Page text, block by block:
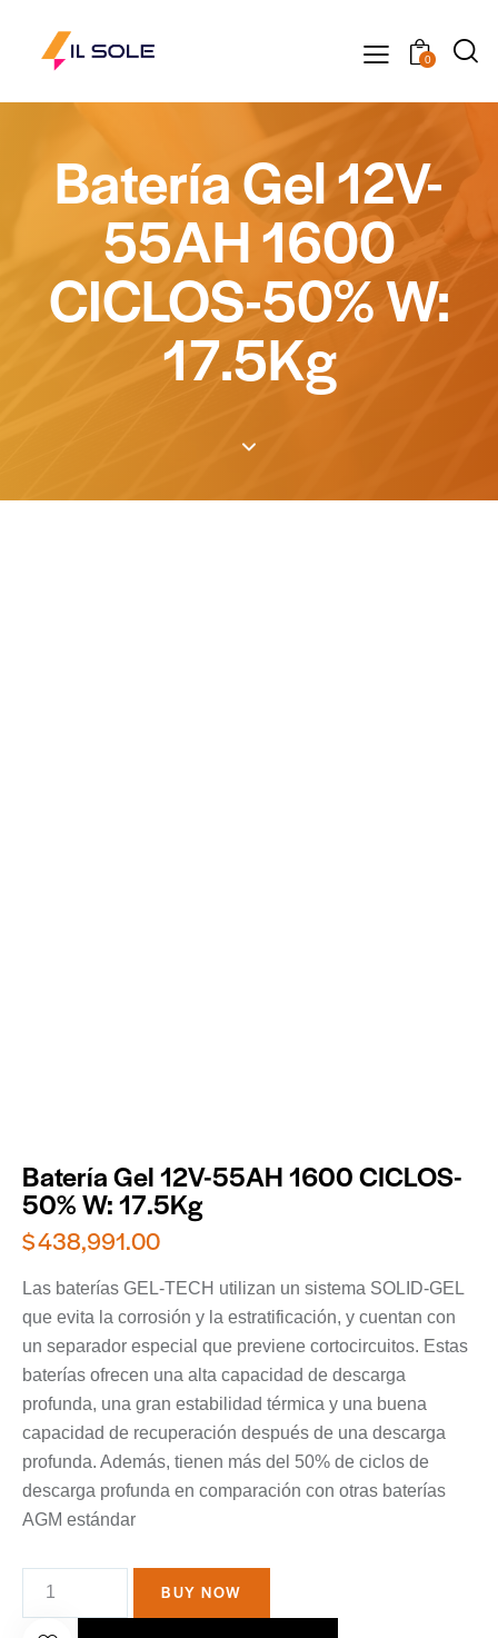
0
Batería Gel 12V-
55AH 1600
CICLOS-50% W:
17.5Kg
Batería Gel 12V-55AH 1600 CICLOS-
50% W: 17.5Kg
$438,991.00
Las baterías GEL-TECH utilizan un sistema SOLID-GEL
que evita la corrosión y la estratificación, y cuentan con
un separador especial que previene cortocircuitos. Estas
baterías ofrecen una alta capacidad de descarga
profunda, una gran estabilidad térmica y una buena
capacidad de recuperación después de una descarga
profunda. Además, tienen más del 50% de ciclos de
descarga profunda en comparación con otras baterías
AGM estándar
BUY NOW